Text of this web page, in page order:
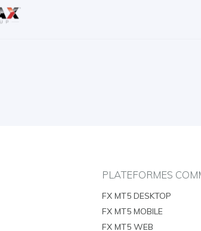
PLATEFORMES
FX MT5 DESKTOP
FX MT5 MOBILE
FX MT5 WEB